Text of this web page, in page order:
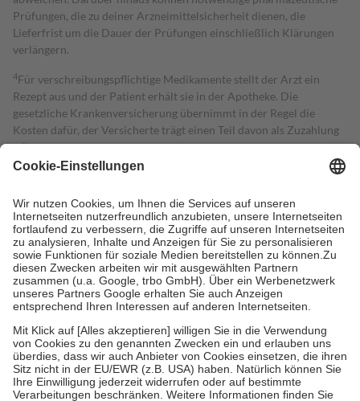
Prüfungen, die zu deiner Arzneimittelsicherheit dienen, die
Lieferfrist um die Dauer der Prüfungen einschließlich Klärungen
verlängern.
4Für verschreibungspflichtige Medikamente stellt der Arzt ein
Rezept aus und der Patient erhält sie in der Apotheke. Die
gesetzliche Krankenversicherung übernimmt in der Regel die
Kosten dafür, der Versicherte trägt einen Teil davon als Zuzahlung
mit.
Grundsätzlich leisten Mitglieder Zuzahlungen in Höhe von zehn
höchstens zehn Euro.
Es sind jedoch nie mehr als die tatsächlichen
Kosten der Leistung zu entrichten.
Diese Regeln gelten grundsätzlich auch für Online-Apotheken.
Bei Heilmitteln und häuslicher Krankenpflege beträgt die
Zuzahlung zehn Prozent der Kosten sowie zehn Euro je
Verordnung.
Um das Engagement der Versicherten für ihre eigene Gesundheit zu
stärken und die besondere Stellung der Familie zu unterstützen,
fallenkeine Zuzahlungenan bei:
• Kindern und Jugendlichen bis zum vollendeten 18. Lebensjahr
mit Ausnahme der Fahrkosten
• Untersuchungen zur Vorsorge und Früherkennung, die von der